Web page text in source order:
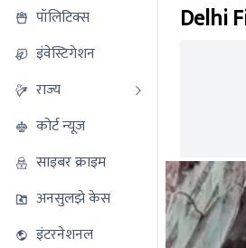
पॉलिटिक्स
इंवेस्टिगेशन
राज्य
कोर्ट न्यूज
साइबर क्राइम
अनसुलझे केस
इंटरनेशनल
Delhi